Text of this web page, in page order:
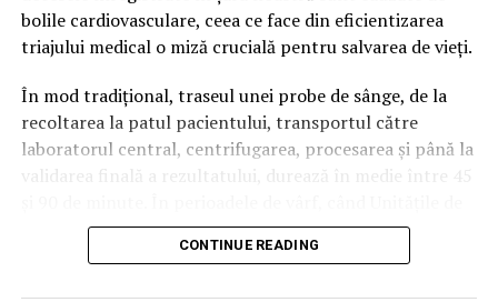
decupaje, gravuri și prelucrări personalizate pe diverse
materiale. Tehnologia CNC permite transformarea
ideilor complexe în produse finale impecabile,
garantând o precizie deosebită și un aspect profesional
pentru fiecare proiect. Această combinație între
creativitate și tehnologie asigură mobilier personalizat
care îmbină utilul cu frumosul, exact așa cum îți dorești.
Fiecare proiect la Diamond Art Design urmează un
proces clar și bine structurat:
bolile cardiovasculare, ceea ce face din eficientizarea
triajului medical o miză crucială pentru salvarea de vieți.
În mod tradițional, traseul unei probe de sânge, de la
recoltarea la patul pacientului, transportul către
laboratorul central, centrifugarea, procesarea și până la
validarea finală a rezultatului, durează în medie între 45
Primiri Urgențe (UPU) și camerele de gardă gestionează
zeci de cazuri simultan, acest interval poate crește
CONTINUE READING